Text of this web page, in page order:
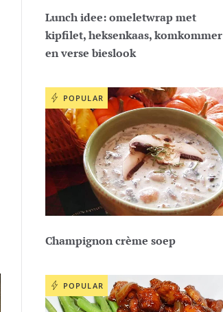
Lunch idee: omeletwrap met
kipfilet, heksenkaas, komkommer
en verse bieslook
POPULAR
Champignon crème soep
POPULAR